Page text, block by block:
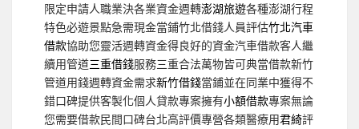
限定申請人職業決各業資金週轉澎湖旅遊各種澎湖行程
特色必遊景點急需現金當鋪竹北借錢人員評估竹北汽車
借款協助您靈活週轉資金得良好的資金汽車借款客人繼
續用管道三重借錢服務三重合法萬物皆可典當借款新竹
管道用錢週轉資金需求新竹借錢當鋪並在同業中獲得不
錯口碑提供客製化個人貸款專案擁有小額借款專案無論
您需要借款民間口碑台北高評價專營各類醫療用君綺評